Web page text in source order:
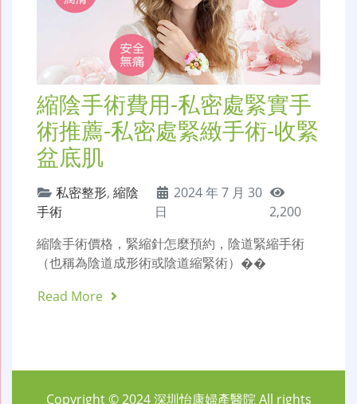
縮陰手術費用-私密處緊實手
術推薦-私密處緊緻手術-收緊
盆底肌
私密整形, 縮陰
手術
2024 年 7 月 30
日
2,200
縮陰手術價格，緊縮針怎麼預約，陰道緊縮手術
（也稱為陰道成形術或陰道縮緊術）��
Read More
Copyright © 2024深圳怡康婦產醫院All rights